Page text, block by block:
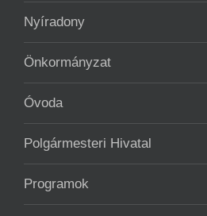
Nyíradony
Önkormányzat
Óvoda
Polgármesteri Hivatal
Programok